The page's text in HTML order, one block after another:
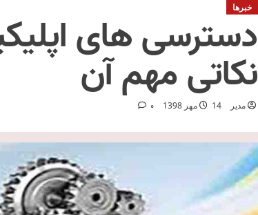
خبرها
دسترسی های
نکاتی مهم آن
مدیر 14 مهر 1398 0